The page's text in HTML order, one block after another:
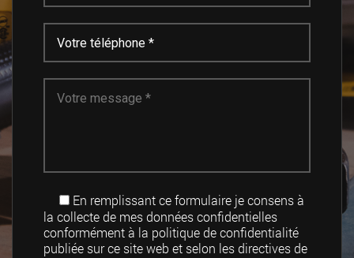
En remplissant ce formulaire je consens à
la collecte de mes données confidentielles
conformément à la politique de confidentialité
publiée sur ce site web et selon les directives de